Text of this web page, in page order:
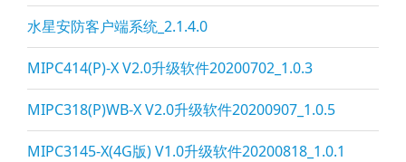
水星安防客户端系统_2.1.4.0
MIPC414(P)-X V2.0升级软件20200702_1.0.3
MIPC318(P)WB-X V2.0升级软件20200907_1.0.5
MIPC3145-X(4G版) V1.0升级软件20200818_1.0.1